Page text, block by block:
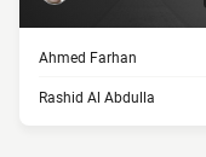
Ahmed Farhan
Rashid Al Abdulla